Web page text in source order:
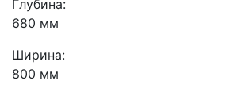
Глубина:
680 мм
Ширина:
800 мм